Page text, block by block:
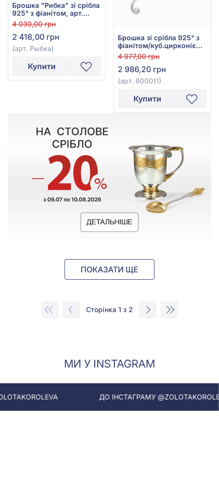
Брошка "Рибка" зі срібла
925° з фіанітом, арт.
Рыбка
4 030,00 грн
2 418,00 грн
(арт. Рыбка)
Купити
Брошка зі срібла 925° з
фіанітом/куб.цирконієм
та перлами, арт. 800011
4 977,00 грн
2 986,20 грн
(арт. 800011)
Купити
ПОКАЗАТИ ЩЕ
Сторінка 1 з 2
МИ У INSTAGRAM
ДО ІНСТАГРАМУ @ZOLOTAKOROLEVA